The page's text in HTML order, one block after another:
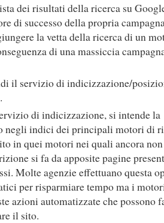
dei risultati della ricerca su
di successo della propria
la vetta della ricerca di un
di una massiccia
il servizio di indicizzazione/
di indicizzazione, si intende la
negli indici dei principali motori di
in quei motori nei quali ancora
si fa da apposite pagine
Molte agenzie effettuano questa
per risparmiare tempo ma i
azioni automatizzate che possono
il sito.